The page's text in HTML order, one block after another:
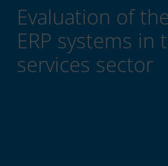
Evaluation of
ERP systems in
services sector